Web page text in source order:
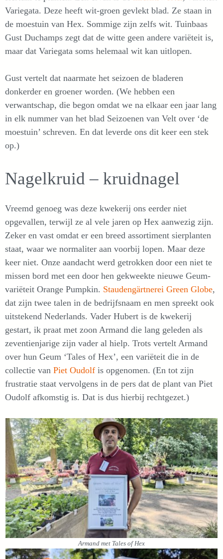
Variegata. Deze heeft wit-groen gevlekt blad. Ze staan in
de moestuin van Hex. Sommige zijn zelfs wit. Tuinbaas
Gust Duchamps zegt dat de witte geen andere variëteit is,
maar dat Variegata soms helemaal wit kan uitlopen.
Gust vertelt dat naarmate het seizoen de bladeren
donkerder en groener worden. (We hebben een
verwantschap, die begon omdat we na elkaar een jaar lang
in elk nummer van het blad Seizoenen van Velt over ‘de
moestuin’ schreven. En dat leverde ons dit keer een stek
op.)
Nagelkruid – kruidnagel
Vreemd genoeg was deze kwekerij ons eerder niet
opgevallen, terwijl ze al vele jaren op Hex aanwezig zijn.
Zeker en vast omdat er een breed assortiment sierplanten
staat, waar we normaliter aan voorbij lopen. Maar deze
keer niet. Onze aandacht werd getrokken door een niet te
missen bord met een door hen gekweekte nieuwe Geum-
variëteit Orange Pumpkin. Staudengärtnerei Green Globe,
dat zijn twee talen in de bedrijfsnaam en men spreekt ook
uitstekend Nederlands. Vader Hubert is de kwekerij
gestart, ik praat met zoon Armand die lang geleden als
zeventienjarige zijn vader al hielp. Trots vertelt Armand
over hun Geum ‘Tales of Hex’, een variëteit die in de
collectie van Piet Oudolf is opgenomen. (En tot zijn
frustratie staat vervolgens in de pers dat de plant van Piet
Oudolf afkomstig is. Dat is dus hierbij rechtgezet.)
Armand met Tales of Hex